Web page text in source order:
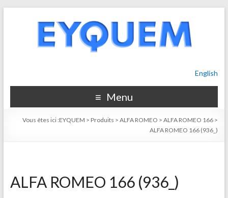
English
Menu
Vous êtes ici :EYQUEM > Produits >ALFA ROMEO >ALFA ROMEO 166 >
ALFA ROMEO 166 (936_)
ALFA ROMEO 166 (936_)